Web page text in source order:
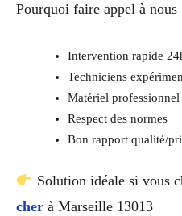
Pourquoi faire appel à nous
Intervention rapide
Techniciens
Matériel professionnel
Respect des normes
Bon rapport qualité/
Solution idéale si vous
cher à Marseille 13013